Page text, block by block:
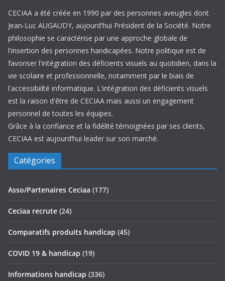
CECIAA a été créée en 1990 par des personnes aveugles dont
Jean-Luc AUGAUDY, aujourd'hui Président de la Société. Notre
philosophie se caractérise par une approche globale de
l'insertion des personnes handicapées. Notre politique est de
favoriser l'intégration des déficients visuels au quotidien, dans la
vie scolaire et professionnelle, notamment par le biais de
l'accessibiilté informatique. L'intégration des déficients visuels
est la raison d'être de CECIAA mais aussi un engagement
personnel de toutes les équipes.
Grâce à la confiance et la fidélité témoignées par ses clients,
CECIAA est aujourd’hui leader sur son marché.
Catégories
Asso/Partenaires Ceciaa (177)
Ceciaa recrute (24)
Comparatifs produits handicap (45)
COVID 19 & handicap (19)
Informations handicap (336)